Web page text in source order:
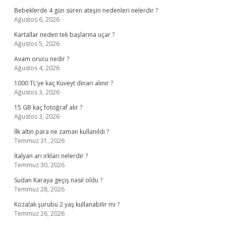
Bebeklerde 4 gün süren ateşin nedenleri nelerdir ?
Ağustos 6, 2026
Kartallar neden tek başlarına uçar ?
Ağustos 5, 2026
Avam orucu nedir ?
Ağustos 4, 2026
1000 TL’ye kaç Kuveyt dinarı alınır ?
Ağustos 3, 2026
15 GB kaç fotoğraf alır ?
Ağustos 3, 2026
İlk altın para ne zaman kullanıldı ?
Temmuz 31, 2026
İtalyan arı ırkları nelerdir ?
Temmuz 30, 2026
Sudan Karaya geçiş nasıl oldu ?
Temmuz 28, 2026
Kozalak şurubu 2 yaş kullanabilir mi ?
Temmuz 26, 2026